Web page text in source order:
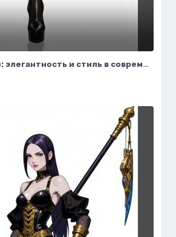
Изысканный образ: элегантность и стиль в современной иллюстрации моды. Нейросеть Flux.1